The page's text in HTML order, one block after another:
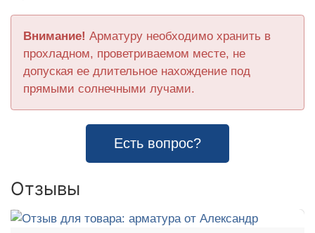
Внимание! Арматуру необходимо хранить в
прохладном, проветриваемом месте, не
допуская ее длительное нахождение под
прямыми солнечными лучами.
Есть вопрос?
Отзывы